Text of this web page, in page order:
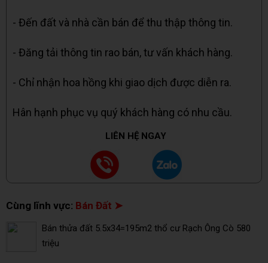
- Đến đất và nhà cần bán để thu thập thông tin.
- Đăng tải thông tin rao bán, tư vấn khách hàng.
- Chỉ nhận hoa hồng khi giao dịch được diễn ra.
Hân hạnh phục vụ quý khách hàng có nhu cầu.
LIÊN HỆ NGAY
Cùng lĩnh vực: Bán Đất ➤
Bán thửa đất 5.5x34=195m2 thổ cư Rạch Ông Cò 580
triệu